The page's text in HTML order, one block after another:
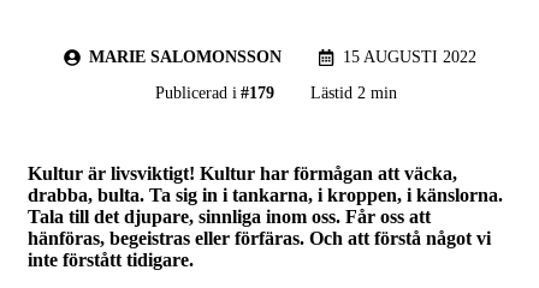
MARIE SALOMONSSON
15 AUGUSTI 2022
Publicerad i #179 Lästid 2 min
Kultur är livsviktigt! Kultur har förmågan att väcka,
drabba, bulta. Ta sig in i tankarna, i kroppen, i känslorna.
Tala till det djupare, sinnliga inom oss. Får oss att
hänföras, begeistras eller förfäras. Och att förstå något vi
inte förstått tidigare.